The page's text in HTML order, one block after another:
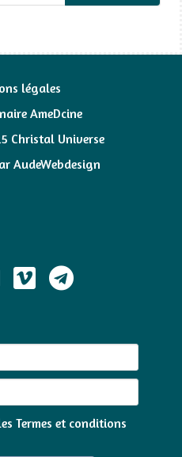
légales
AmeDcine
Christal Universe
AudeWebdesign
Termes et conditions